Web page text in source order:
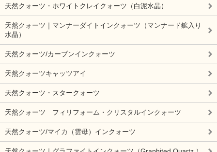
天然クォーツ・ホワイトクレイクォーツ（白泥水晶）
天然クォーツ｜マンナーダイトインクォーツ（マンナード鉱入り
水晶）
天然クォーツ/カーブンインクォーツ
天然クォーツキャッツアイ
天然クォーツ・スタークォーツ
天然クォーツ フィリフォーム・クリスタルインクォーツ
天然クォーツ/マイカ（雲母）インクォーツ